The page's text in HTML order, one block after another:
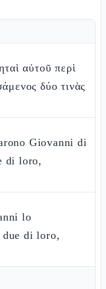
αὐτοῦ περὶ
δύο τινὰς
Giovanni di
di loro,
lo
di loro,